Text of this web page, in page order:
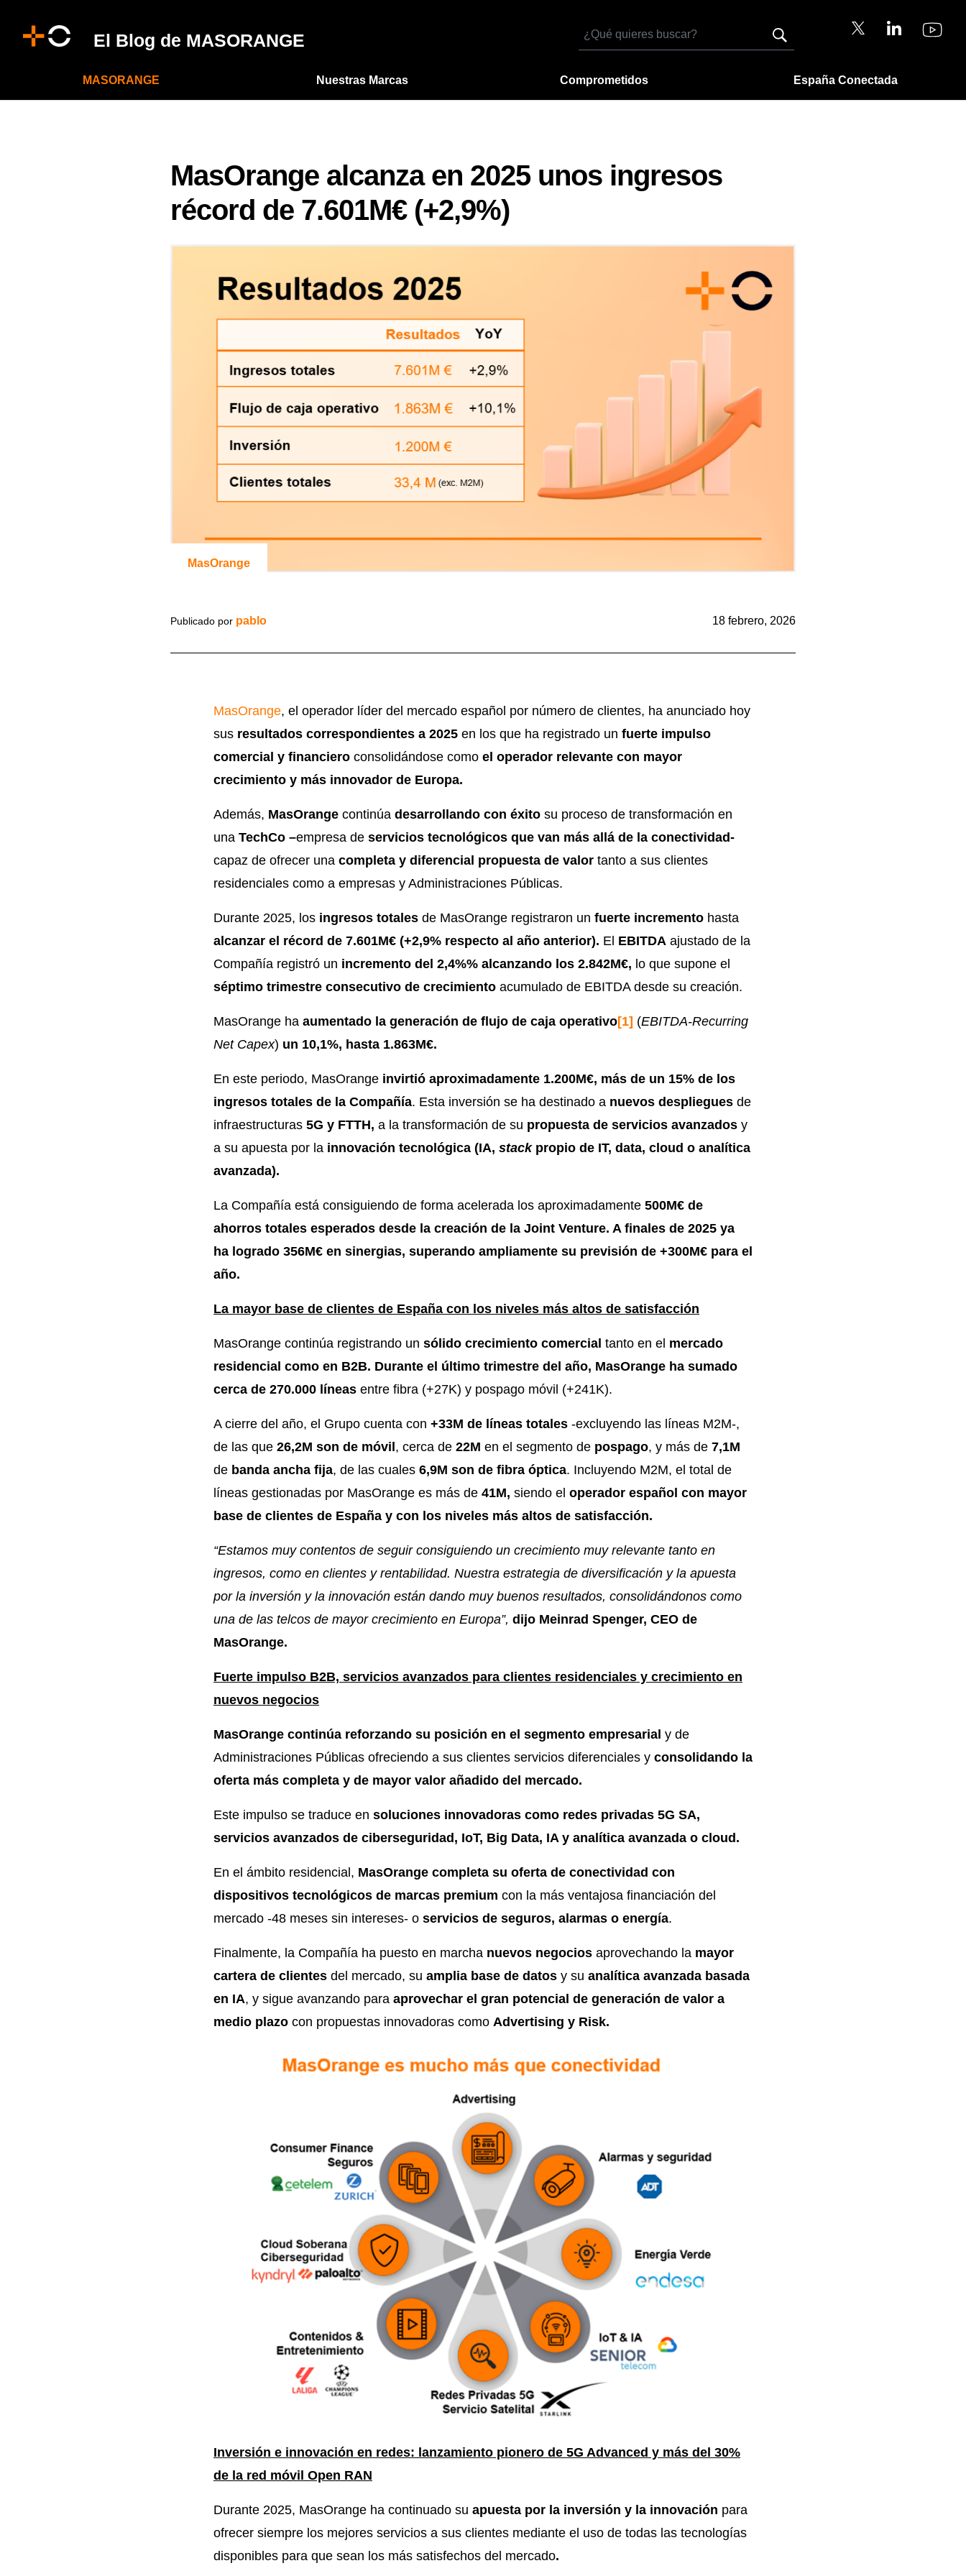
El Blog de MASORANGE
Buscar
MASORANGE Nuestras Marcas Comprometidos España Conectada
MasOrange alcanza en 2025 unos ingresos
récord de 7.601M€ (+2,9%)
MasOrange
Publicado por pablo 18 febrero, 2026
MasOrange, el operador líder del mercado español por número de clientes, ha anunciado hoy
sus resultados correspondientes a 2025 en los que ha registrado un fuerte impulso
comercial y financiero consolidándose como el operador relevante con mayor
crecimiento y más innovador de Europa.
Además, MasOrange continúa desarrollando con éxito su proceso de transformación en
una TechCo –empresa de servicios tecnológicos que van más allá de la conectividad-
capaz de ofrecer una completa y diferencial propuesta de valor tanto a sus clientes
residenciales como a empresas y Administraciones Públicas.
Durante 2025, los ingresos totales de MasOrange registraron un fuerte incremento hasta
alcanzar el récord de 7.601M€ (+2,9% respecto al año anterior). El EBITDA ajustado de la
Compañía registró un incremento del 2,4%% alcanzando los 2.842M€, lo que supone el
séptimo trimestre consecutivo de crecimiento acumulado de EBITDA desde su creación.
MasOrange ha aumentado la generación de flujo de caja operativo[1] (EBITDA-Recurring
Net Capex) un 10,1%, hasta 1.863M€.
En este periodo, MasOrange invirtió aproximadamente 1.200M€, más de un 15% de los
ingresos totales de la Compañía. Esta inversión se ha destinado a nuevos despliegues de
infraestructuras 5G y FTTH, a la transformación de su propuesta de servicios avanzados y
a su apuesta por la innovación tecnológica (IA, stackpropio de IT, data, cloud o analítica
avanzada).
La Compañía está consiguiendo de forma acelerada los aproximadamente 500M€ de
ahorros totales esperados desde la creación de la Joint Venture. A finales de 2025 ya
ha logrado 356M€ en sinergias, superando ampliamente su previsión de +300M€ para el
año.
La mayor base de clientes de España con los niveles más altos de satisfacción
MasOrange continúa registrando un sólido crecimiento comercial tanto en el mercado
residencial como en B2B. Durante el último trimestre del año, MasOrange ha sumado
cerca de 270.000 líneas entre fibra (+27K) y pospago móvil (+241K).
A cierre del año, el Grupo cuenta con +33M de líneas totales -excluyendo las líneas M2M-,
de las que 26,2M son de móvil, cerca de 22M en el segmento de pospago, y más de 7,1M
de banda ancha fija, de las cuales 6,9M son de fibra óptica. Incluyendo M2M, el total de
líneas gestionadas por MasOrange es más de 41M, siendo el operador español con mayor
base de clientes de España y con los niveles más altos de satisfacción.
“Estamos muy contentos de seguir consiguiendo un crecimiento muy relevante tanto en
ingresos, como en clientes y rentabilidad. Nuestra estrategia de diversificación y la apuesta
por la inversión y la innovación están dando muy buenos resultados, consolidándonos como
una de las telcos de mayor crecimiento en Europa”, dijo Meinrad Spenger, CEO de
MasOrange.
Fuerte impulso B2B, servicios avanzados para clientes residenciales y crecimiento en
nuevos negocios
MasOrange continúa reforzando su posición en el segmento empresarial y de
Administraciones Públicas ofreciendo a sus clientes servicios diferenciales y consolidando la
oferta más completa y de mayor valor añadido del mercado.
Este impulso se traduce en soluciones innovadoras como redes privadas 5G SA,
servicios avanzados de ciberseguridad, IoT, Big Data, IA y analítica avanzada o cloud.
En el ámbito residencial, MasOrange completa su oferta de conectividad con
dispositivos tecnológicos de marcas premium con la más ventajosa financiación del
mercado -48 meses sin intereses- o servicios de seguros, alarmas o energía.
Finalmente, la Compañía ha puesto en marcha nuevos negocios aprovechando la mayor
cartera de clientes del mercado, su amplia base de datos y su analítica avanzada basada
en IA, y sigue avanzando para aprovechar el gran potencial de generación de valor a
medio plazo con propuestas innovadoras como Advertising y Risk.
Inversión e innovación en redes: lanzamiento pionero de 5G Advanced y más del 30%
de la red móvil Open RAN
Durante 2025, MasOrange ha continuado su apuesta por la inversión y la innovación para
ofrecer siempre los mejores servicios a sus clientes mediante el uso de todas las tecnologías
disponibles para que sean los más satisfechos del mercado.